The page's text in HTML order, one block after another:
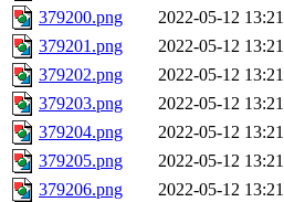
379200.png
2022-05-12 13:21
379201.png
2022-05-12 13:21
379202.png
2022-05-12 13:21
379203.png
2022-05-12 13:21
379204.png
2022-05-12 13:21
379205.png
2022-05-12 13:21
379206.png
2022-05-12 13:21